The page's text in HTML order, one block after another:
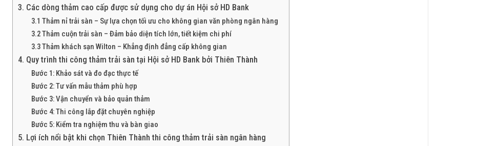
3. Các dòng thảm cao cấp được sử dụng cho dự án Hội sở HD Bank
3.1 Thảm nỉ trải sàn – Sự lựa chọn tối ưu cho không gian văn phòng ngân hàng
3.2 Thảm cuộn trải sàn – Đảm bảo diện tích lớn, tiết kiệm chi phí
3.3 Thảm khách sạn Wilton – Khẳng định đẳng cấp không gian
4. Quy trình thi công thảm trải sàn tại Hội sở HD Bank bởi Thiên Thành
Bước 1: Khảo sát và đo đạc thực tế
Bước 2: Tư vấn mẫu thảm phù hợp
Bước 3: Vận chuyển và bảo quản thảm
Bước 4: Thi công lắp đặt chuyên nghiệp
Bước 5: Kiểm tra nghiệm thu và bàn giao
5. Lợi ích nổi bật khi chọn Thiên Thành thi công thảm trải sàn ngân hàng